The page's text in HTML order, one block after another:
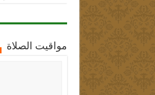
مواقيت الصلاة